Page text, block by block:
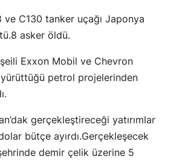
ve C130 tanker uçağı Japonya
asker öldü.
Exxon Mobil ve Chevron
yürüttüğü petrol projelerinden
gerçekleştireceği yatırımlar
bütçe ayırdı.Gerçekleşecek
demir çelik üzerine 5